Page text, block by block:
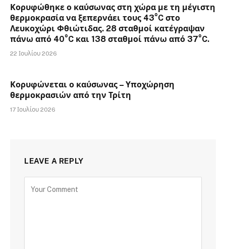
Κορυφώθηκε ο καύσωνας στη χώρα με τη μέγιστη
θερμοκρασία να ξεπερνάει τους 43°C στο
Λευκοχώρι Φθιώτιδας. 28 σταθμοί κατέγραψαν
πάνω από 40°C και 138 σταθμοί πάνω από 37°C.
22 Ιουλίου 2026
Κορυφώνεται ο καύσωνας – Υποχώρηση
θερμοκρασιών από την Τρίτη
17 Ιουλίου 2026
LEAVE A REPLY